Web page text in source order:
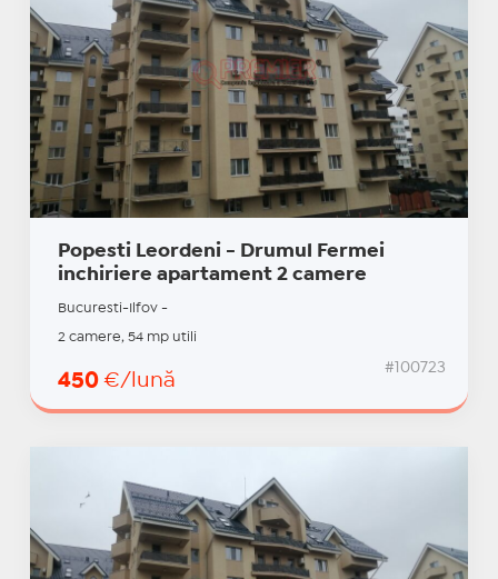
Popesti Leordeni - Drumul Fermei
inchiriere apartament 2 camere
Bucuresti-Ilfov -
2 camere, 54 mp utili
450 €/lună
#100723